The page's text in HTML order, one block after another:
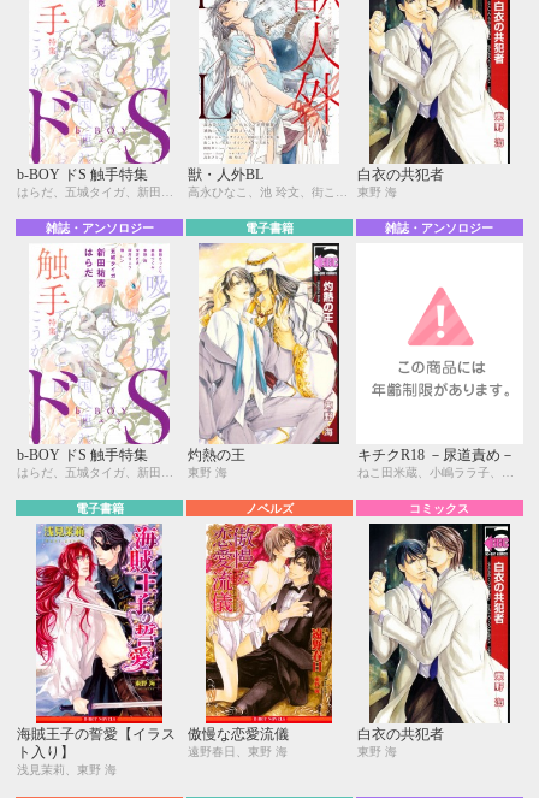
b-BOY ドS 触手特集 獣・人外BL 白衣の共犯者
東野 海
雑誌・アンソロジー
b-BOY ドS 触手特集
電子書籍
灼熱の王
東野 海
雑誌・アンソロジー
キチクR18 －尿道責め－
電子書籍
海賊王子の誓愛【イラス
ト入り】
浅見茉莉、東野 海
ノベルズ
傲慢な恋愛流儀
遠野春日、東野 海
コミックス
白衣の共犯者
東野 海